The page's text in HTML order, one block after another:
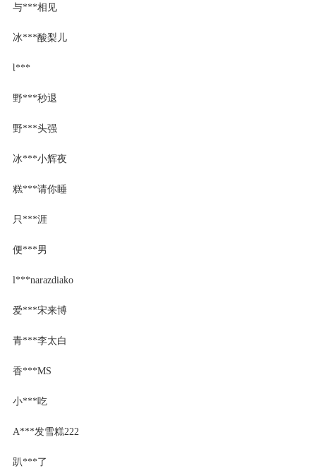
与***相见
冰***酸梨儿
Ɩ***
野***秒退
野***头强
冰***小辉夜
糕***请你睡
只***涯
便***男
l***narazdiako
爱***宋来博
青***李太白
香***MS
小***吃
A***发雪糕222
趴***了